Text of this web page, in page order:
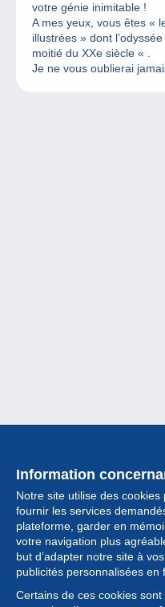
votre génie inimitable !
A mes yeux, vous êtes «
illustrées » dont
moitié du XXe siècle « .
Je ne vous oublierai
Information
Notre site utilise des
fournir les services
plateforme, garder en
votre navigation plus
but d’adapter notre site à
publicités personnalisées en
Certains de ces cookies
Collection
Actualités